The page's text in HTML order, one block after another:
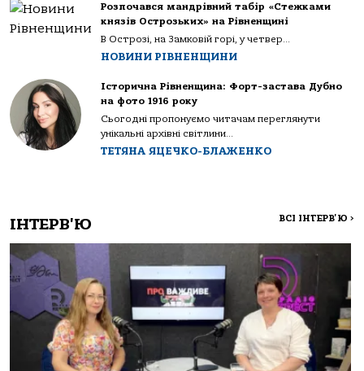
Розпочався мандрівний табір «Стежками
князів Острозьких» на Рівненщині
В Острозі, на Замковій горі, у четвер...
НОВИНИ РІВНЕНЩИНИ
Історична Рівненщина: Форт-застава Дубно
на фото 1916 року
Сьогодні пропонуємо читачам переглянути
унікальні архівні світлини...
ТЕТЯНА ЯЦЕЧКО-БЛАЖЕНКО
ІНТЕРВ'Ю ВСІ ІНТЕРВ'Ю >